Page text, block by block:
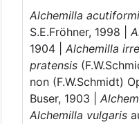
Alchemilla
S.E.Fröhner, 1998 |
1904 |Alchemilla
pratensis
non (F.W.Schmidt)
Buser, 1903 |
Alchemilla vulgaris